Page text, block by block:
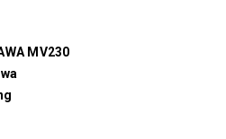
MV230